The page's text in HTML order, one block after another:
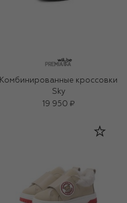
Комбинированные кроссовки
Sky
19 950 ₽